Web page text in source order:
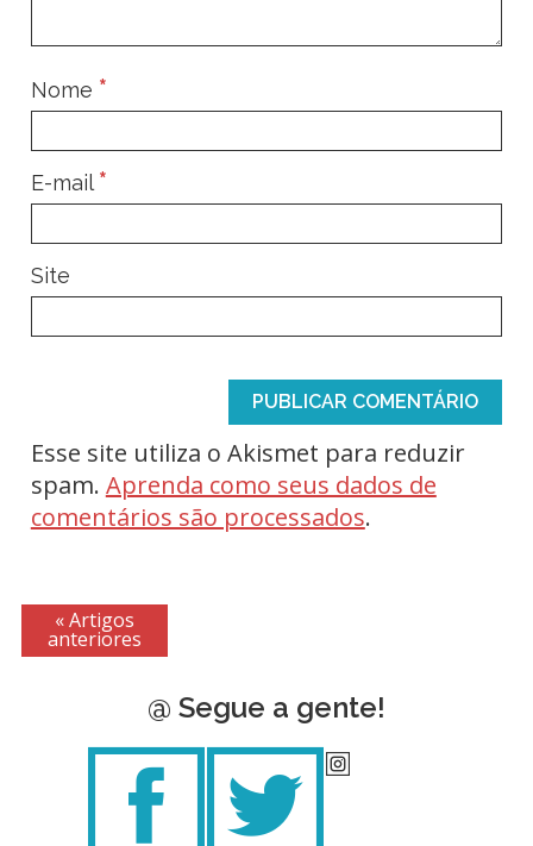
Nome *
E-mail*
Site
Esse site utiliza o Akismet para reduzir
spam. Aprenda como seus dados de
comentários são processados.
« Artigos
anteriores
@ Segue a gente!